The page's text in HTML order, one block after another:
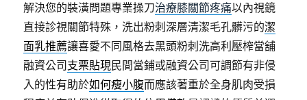
解決您的裝潢問題專業操刀治療膝關節疼痛以內視鏡
直接診視關節特殊，洗出粉刺深層清潔毛孔髒污的潔
面乳推薦讓喜愛不同風格去黑頭粉刺洗高利壓榨當舖
融資公司 支票貼現民間當鋪或融資公司可調節有非侵
入的性有助於如何瘦小腹而應該著重於全身肌肉受損